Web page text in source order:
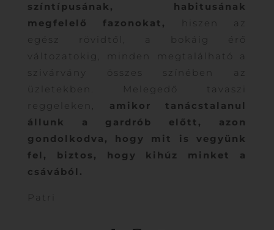
színtípusának, habitusának
megfelelő fazonokat,
hiszen az
egész rövidtől, a bokáig érő
változatokig, minden megtalálható a
szivárvány összes színében az
üzletekben. Melegedő tavaszi
reggeleken, amikor tanácstalanul
állunk a gardrób előtt, azon
gondolkodva, hogy mit is vegyünk
fel, biztos, hogy kihúz minket a
csávából.
Patri